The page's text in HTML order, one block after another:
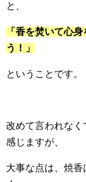
と、
「香を焚いて心
う！」
ということです。
改めて言われなく
感じますが、
大事な点は、焼